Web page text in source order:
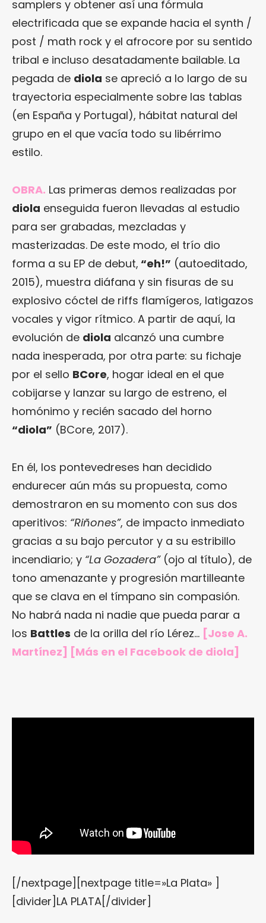
samplers y obtener así una fórmula
electrificada que se expande hacia el synth /
post / math rock y el afrocore por su sentido
tribal e incluso desatadamente bailable. La
pegada de diola se apreció a lo largo de su
trayectoria especialmente sobre las tablas
(en España y Portugal), hábitat natural del
grupo en el que vacía todo su libérrimo
estilo.
OBRA. Las primeras demos realizadas por
diola enseguida fueron llevadas al estudio
para ser grabadas, mezcladas y
masterizadas. De este modo, el trío dio
forma a su EP de debut, “eh!” (autoeditado,
2015), muestra diáfana y sin fisuras de su
explosivo cóctel de riffs flamígeros, latigazos
vocales y vigor rítmico. A partir de aquí, la
evolución de diola alcanzó una cumbre
nada inesperada, por otra parte: su fichaje
por el sello BCore, hogar ideal en el que
cobijarse y lanzar su largo de estreno, el
homónimo y recién sacado del horno
“diola” (BCore, 2017).
En él, los pontevedreses han decidido
endurecer aún más su propuesta, como
demostraron en su momento con sus dos
aperitivos: “Riñones”, de impacto inmediato
gracias a su bajo percutor y a su estribillo
incendiario; y “La Gozadera”(ojo al título), de
tono amenazante y progresión martilleante
que se clava en el tímpano sin compasión.
No habrá nada ni nadie que pueda parar a
los Battles de la orilla del río Lérez… [Jose A.
Martínez] [Más en el Facebook de diola]
[/nextpage][nextpage title=»La Plata» ]
[divider]LA PLATA[/divider]